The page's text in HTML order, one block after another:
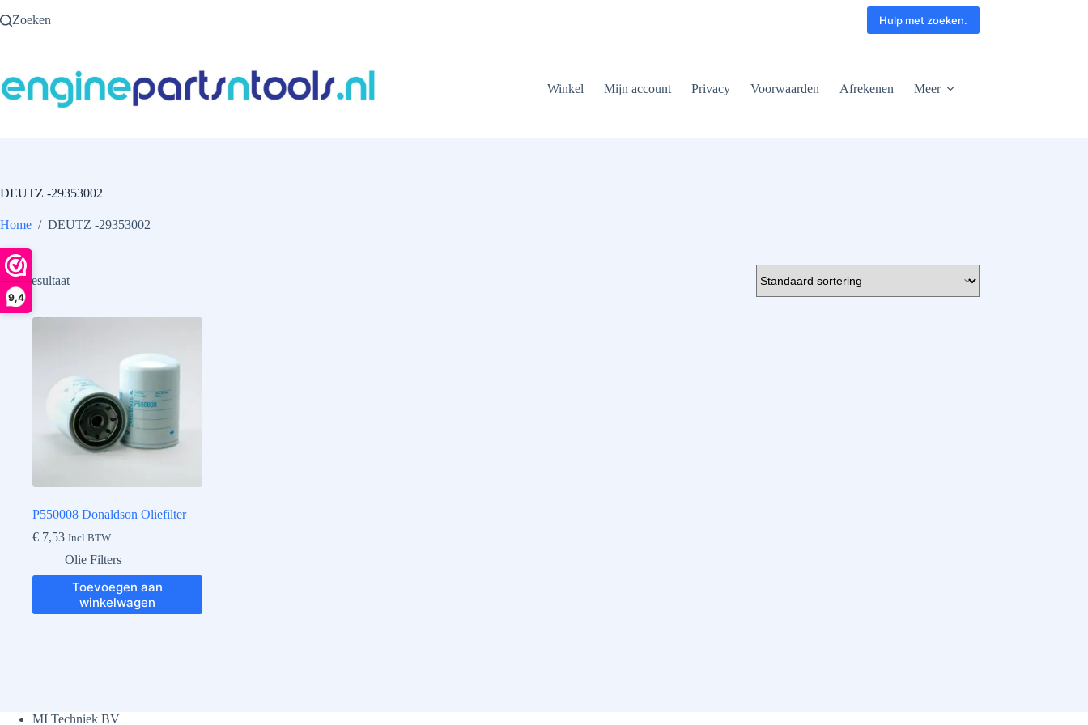
9,4
naarZoeken Hulp met zoeken.
Winkel Mijn account Privacy Voorwaarden Afrekenen Meer
DEUTZ -29353002
Home / DEUTZ -29353002
Enig resultaat
P550008 Donaldson Oliefilter
€ 7,53 Incl BTW.
Olie Filters
Toevoegen aan
winkelwagen
MI Techniek BV